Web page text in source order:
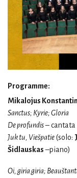
Programme:
Mikalojus
Sanctus; Kyrie; Gloria
De profundis– cantata
Juk tu, Viešpatie(solo:
Šidlauskas–piano)
Oi, giria giria;